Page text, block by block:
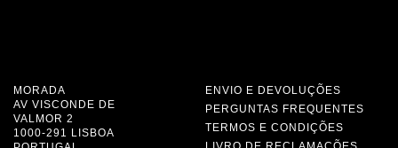
MORADA
AV VISCONDE DE
VALMOR 2
1000-291 LISBOA
ENVIO E DEVOLUÇÕES
PERGUNTAS FREQUENTES
TERMOS E CONDIÇÕES